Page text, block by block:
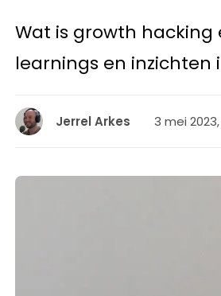
Wat is growth hacking
learnings en inzichten
Jerrel Arkes 3 mei